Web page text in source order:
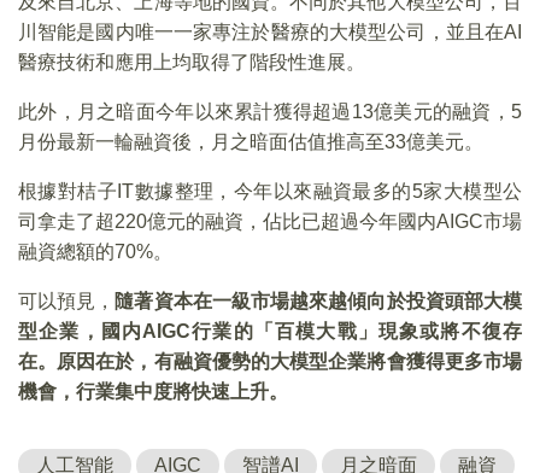
川智能是國内唯一一家專注於醫療的大模型公司，並且在AI
醫療技術和應用上均取得了階段性進展。
此外，月之暗面今年以來累計獲得超過13億美元的融資，5
月份最新一輪融資後，月之暗面估值推高至33億美元。
根據對桔子IT數據整理，今年以來融資最多的5家大模型公
司拿走了超220億元的融資，佔比已超過今年國内AIGC市場
融資總額的70%。
可以預見， 隨著資本在一級市場越來越傾向於投資頭部大模
型企業，國内AIGC行業的「百模大戰」現象或將不復存
在。原因在於，有融資優勢的大模型企業將會獲得更多市場
機會，行業集中度將快速上升。
人工智能 AIGC 智譜AI 月之暗面 融資